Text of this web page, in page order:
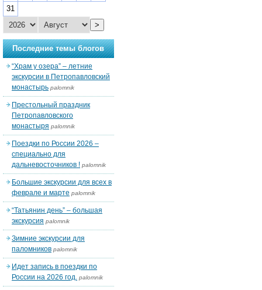
31
>
Последние темы блогов
“Храм у озера” – летние
экскурсии в Петропавловский
монастырь palomnik
Престольный праздник
Петропавловского
монастыря palomnik
Поездки по России 2026 –
специально для
дальневосточников ! palomnik
Большие экскурсии для всех в
феврале и марте palomnik
“Татьянин день” – большая
экскурсия palomnik
Зимние экскурсии для
паломников palomnik
Идет запись в поездки по
России на 2026 год. palomnik